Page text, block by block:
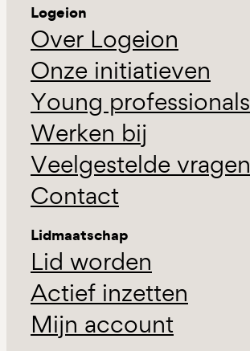
Logeion
Over Logeion
Onze initiatieven
Young professionals
Werken bij
Veelgestelde vragen
Contact
Lidmaatschap
Lid worden
Actief inzetten
Mijn account